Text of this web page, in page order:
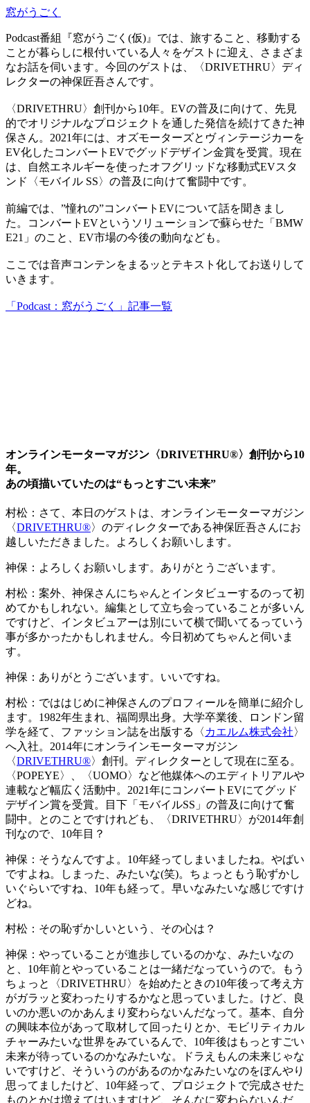
窓がうごく
Podcast番組『窓がうごく(仮)』では、旅すること、移動する
ことが暮らしに根付いている人々をゲストに迎え、さまざま
なお話を伺います。今回のゲストは、〈DRIVETHRU〉ディ
レクターの神保匠吾さんです。
〈DRIVETHRU〉創刊から10年。EVの普及に向けて、先見
的でオリジナルなプロジェクトを通した発信を続けてきた神
保さん。2021年には、オズモーターズとヴィンテージカーを
EV化したコンバートEVでグッドデザイン金賞を受賞。現在
は、自然エネルギーを使ったオフグリッドな移動式EVスタ
ンド〈モバイル SS〉の普及に向けて奮闘中です。
前編では、”憧れの”コンバートEVについて話を聞きまし
た。コンバートEVというソリューションで蘇らせた「BMW
E21」のこと、EV市場の今後の動向なども。
ここでは音声コンテンをまるッとテキスト化してお送りして
いきます。
「Podcast：窓がうごく」記事一覧
オンラインモーターマガジン〈DRIVETHRU®︎〉創刊から10
年。
あの頃描いていたのは“もっとすごい未来”
村松： さて、本日のゲストは、オンラインモーターマガジン
〈DRIVETHRU®︎〉のディレクターである神保匠吾さんにお
越しいただきました。よろしくお願いします。
神保： よろしくお願いします。ありがとうございます。
村松： 案外、神保さんにちゃんとインタビューするのって初
めてかもしれない。編集として立ち会っていることが多いん
ですけど、インタビュアーは別にいて横で聞いてるっていう
事が多かったかもしれません。今日初めてちゃんと伺いま
す。
神保： ありがとうございます。いいですね。
村松： でははじめに神保さんのプロフィールを簡単に紹介し
ます。1982年生まれ、福岡県出身。大学卒業後、ロンドン留
学を経て、ファッション誌を出版する〈 カエルム株式会社〉
へ入社。2014年にオンラインモーターマガジン
〈DRIVETHRU®︎〉創刊。ディレクターとして現在に至る。
〈POPEYE〉、〈UOMO〉など他媒体へのエディトリアルや
連載など幅広く活動中。2021年にコンバートEVにてグッド
デザイン賞を受賞。目下「モバイルSS」の普及に向けて奮
闘中。とのことですけれども、〈DRIVETHRU〉が2014年創
刊なので、10年目？
神保： そうなんですよ。10年経ってしまいましたね。やばい
ですよね。しまった、みたいな(笑)。ちょっともう恥ずかし
いぐらいですね、10年も経って。早いなみたいな感じですけ
どね。
村松： その恥ずかしいという、その心は？
神保： やっていることが進歩しているのかな、みたいなの
と、10年前とやっていることは一緒だなっていうので。もう
ちょっと〈DRIVETHRU〉を始めたときの10年後って考え方
がガラッと変わったりするかなと思っていました。けど、良
いのか悪いのかあんまり変わらないんだなって。基本、自分
の興味本位があって取材して回ったりとか、モビリティカル
チャーみたいな世界をみているんで、10年後はもっとすごい
未来が待っているのかなみたいな。ドラえもんの未来じゃな
いですけど、そういうのがあるのかなみたいなのをぼんやり
思ってましたけど、10年経って、プロジェクトで完成させた
ものとかは増えてはいますけど、そんなに変わらないんだ